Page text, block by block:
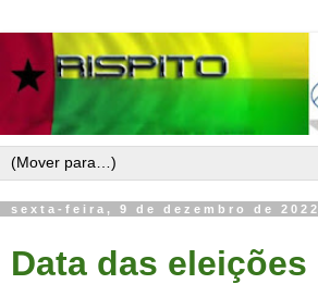
sexta-feira, 9 de dezembro de 2022
Data das eleições